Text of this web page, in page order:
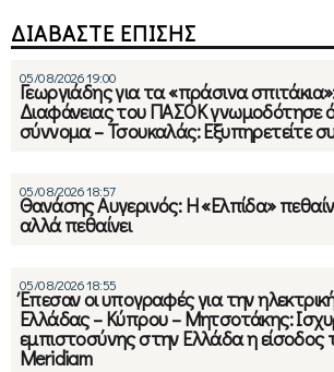
ΔΙΑΒΑΣΤΕ ΕΠΙΣΗΣ
05/08/2026 19:00
Γεωργιάδης για τα «πράσινα
Διαφάνειας του ΠΑΣΟΚ γνωμοδότησε
σύννομα – Τσουκαλάς: Εξυπηρετείτε
05/08/2026 18:57
Θανάσης Αυγερινός: Η «Ελπίδα»
αλλά πεθαίνει
05/08/2026 18:55
Έπεσαν οι υπογραφές για την
Ελλάδας – Κύπρου – Μητσοτάκης:
εμπιστοσύνης στην Ελλάδα η είσοδος
Meridiam